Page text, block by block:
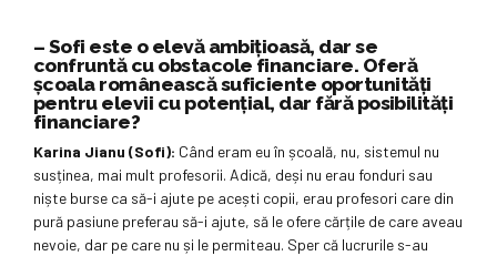
– Sofi este o elevă ambițioasă, dar se
confruntă cu obstacole financiare. Oferă
școala românească suficiente oportunități
pentru elevii cu potențial, dar fără posibilități
financiare?
Karina Jianu (Sofi): Când eram eu în școală, nu, sistemul nu
susținea, mai mult profesorii. Adică, deși nu erau fonduri sau
niște burse ca să-i ajute pe acești copii, erau profesori care din
pură pasiune preferau să-i ajute, să le ofere cărțile de care aveau
nevoie, dar pe care nu și le permiteau. Sper că lucrurile s-au